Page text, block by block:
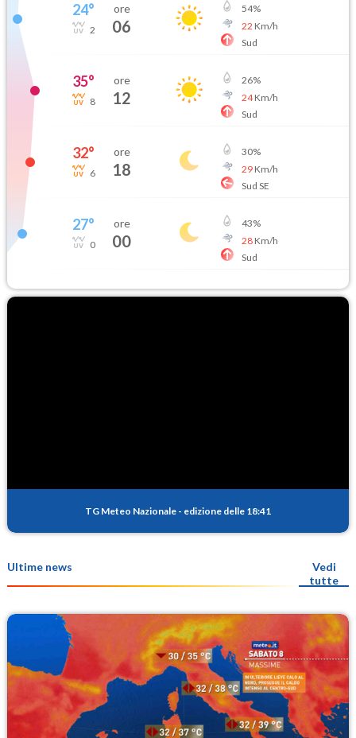
24°
2
ore
06
54%
22 Km/h
Sud
35°
8
ore
12
26%
24Km/h
Sud
32°
6
ore
18
30%
29Km/h
Sud SE
27°
0
ore
00
43%
28Km/h
Sud
TG Meteo Nazionale - edizione delle 18:41
Ultime news
Vedi
tutte